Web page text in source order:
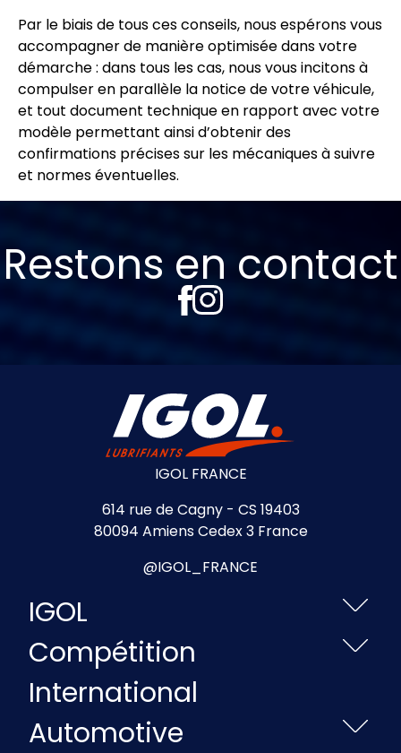
Par le biais de tous ces conseils, nous espérons vous
accompagner de manière optimisée dans votre
démarche : dans tous les cas, nous vous incitons à
compulser en parallèle la notice de votre véhicule,
et tout document technique en rapport avec votre
modèle permettant ainsi d’obtenir des
confirmations précises sur les mécaniques à suivre
et normes éventuelles.
Restons en contact
IGOL FRANCE
614 rue de Cagny - CS 19403
80094 Amiens Cedex 3 France
@IGOL_FRANCE
IGOL
Compétition
International
Automotive